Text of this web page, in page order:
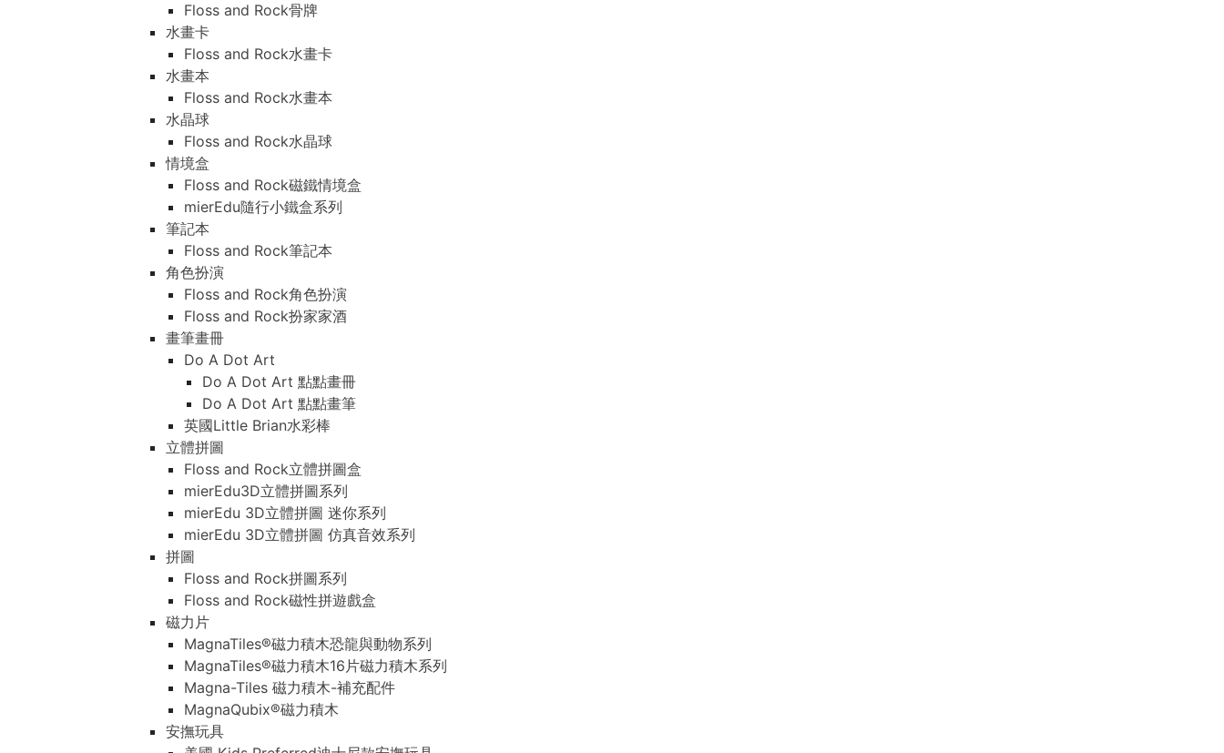
Floss and Rock骨牌
水畫卡
Floss and Rock水畫卡
水畫本
Floss and Rock水畫本
水晶球
Floss and Rock水晶球
情境盒
Floss and Rock磁鐵情境盒
mierEdu隨行小鐵盒系列
筆記本
Floss and Rock筆記本
角色扮演
Floss and Rock角色扮演
Floss and Rock扮家家酒
畫筆畫冊
Do A Dot Art
Do A Dot Art 點點畫冊
Do A Dot Art 點點畫筆
英國Little Brian水彩棒
立體拼圖
Floss and Rock立體拼圖盒
mierEdu3D立體拼圖系列
mierEdu 3D立體拼圖 迷你系列
mierEdu 3D立體拼圖 仿真音效系列
拼圖
Floss and Rock拼圖系列
Floss and Rock磁性拼遊戲盒
磁力片
MagnaTiles®磁力積木恐龍與動物系列
MagnaTiles®磁力積木16片磁力積木系列
Magna-Tiles 磁力積木-補充配件
MagnaQubix®磁力積木
安撫玩具